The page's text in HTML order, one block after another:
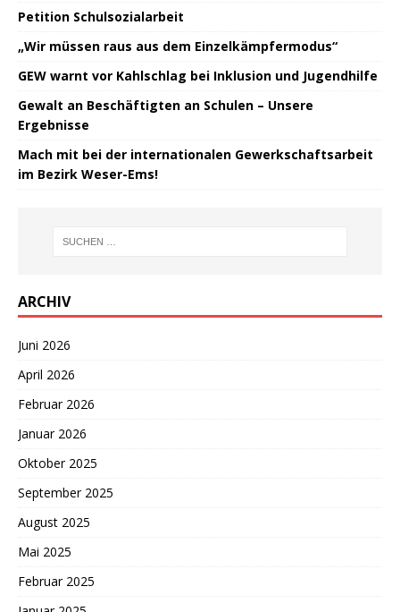
Petition Schulsozialarbeit
„Wir müssen raus aus dem Einzelkämpfermodus“
GEW warnt vor Kahlschlag bei Inklusion und Jugendhilfe
Gewalt an Beschäftigten an Schulen – Unsere
Ergebnisse
Mach mit bei der internationalen Gewerkschaftsarbeit
im Bezirk Weser-Ems!
ARCHIV
Juni 2026
April 2026
Februar 2026
Januar 2026
Oktober 2025
September 2025
August 2025
Mai 2025
Februar 2025